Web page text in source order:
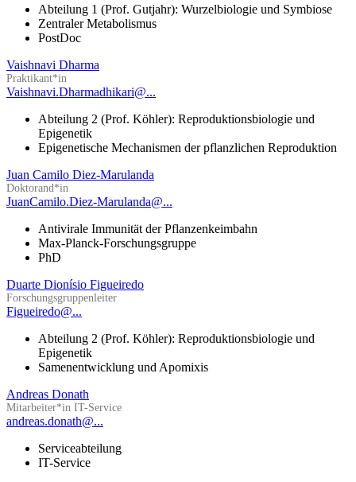
Abteilung 1 (Prof. Gutjahr): Wurzelbiologie und Symbiose
Zentraler Metabolismus
PostDoc
Vaishnavi Dharma
Praktikant*in
Vaishnavi.Dharmadhikari@...
Abteilung 2 (Prof. Köhler): Reproduktionsbiologie und
Epigenetik
Epigenetische Mechanismen der pflanzlichen Reproduktion
Juan Camilo Diez-Marulanda
Doktorand*in
JuanCamilo.Diez-Marulanda@...
Antivirale Immunität der Pflanzenkeimbahn
Max-Planck-Forschungsgruppe
PhD
Duarte Dionísio Figueiredo
Forschungsgruppenleiter
Figueiredo@...
Abteilung 2 (Prof. Köhler): Reproduktionsbiologie und
Epigenetik
Samenentwicklung und Apomixis
Andreas Donath
Mitarbeiter*in IT-Service
andreas.donath@...
Serviceabteilung
IT-Service